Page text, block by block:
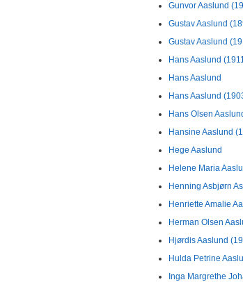
Gunvor Aaslund
Gustav Aaslund
Gustav Aaslund
Hans Aaslund
Hans Aaslund
Hans Aaslund
Hans Olsen
Hansine Aaslund
Hege Aaslund
Helene Maria
Henning Asbjørn
Henriette Amalie
Herman Olsen
Hjørdis Aaslund
Hulda Petrine
Inga Margrethe